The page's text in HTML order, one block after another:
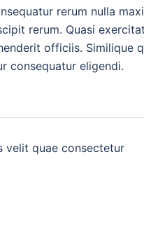
rerum nulla
rerum. Quasi
officiis. Similique
consequatur eligendi.
velit quae consectetur